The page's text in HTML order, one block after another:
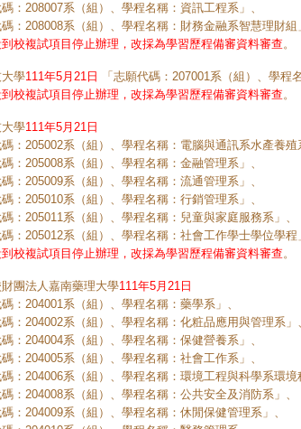
碼：208007系（組）、學程名稱：資訊工程系」、
碼：208008系（組）、學程名稱：財務金融系智慧理財組
校複試項目停止辦理，改採為學習歷程備審資料審查。
學111年5月21日
「志願代碼：207001系（組）、學程
校複試項目停止辦理，改採為學習歷程備審資料審查。
學111年5月21日
碼：205002系（組）、學程名稱：電腦與通訊系水產養殖
碼：205008系（組）、學程名稱：金融管理系」、
碼：205009系（組）、學程名稱：流通管理系」、
碼：205010系（組）、學程名稱：行銷管理系」、
碼：205011系（組）、學程名稱：兒童與家庭服務系」、
碼：205012系（組）、學程名稱：社會工作學士學位學程
校複試項目停止辦理，改採為學習歷程備審資料審查。
團法人嘉南藥理大學111年5月21日
碼：204001系（組）、學程名稱：藥學系」、
碼：204002系（組）、學程名稱：化粧品應用與管理系」
碼：204004系（組）、學程名稱：保健營養系」、
碼：204005系（組）、學程名稱：社會工作系」、
碼：204006系（組）、學程名稱：環境工程與科學系環
碼：204008系（組）、學程名稱：公共安全及消防系」、
碼：204009系（組）、學程名稱：休閒保健管理系」、